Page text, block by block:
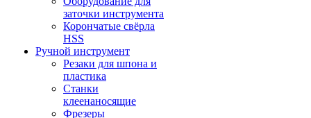
заточки инструмента
Корончатые свёрла
HSS
Ручной инструмент
Резаки для шпона и
пластика
Станки
клеенаносящие
Фрезеры